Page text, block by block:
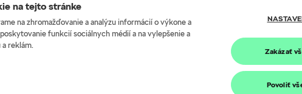
Výhody pre všetkých
už od 1 vozidla
Škoda Connect
Verejné
na tejto stránke
na zhromažďovanie a analýzu informácií o výkone a
funkcií sociálnych médií a na vylepšenie a
reklám.
Zakázať
Povoliť